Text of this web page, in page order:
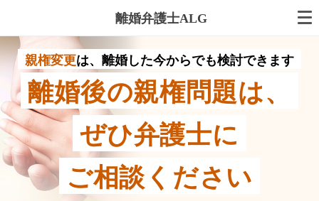
離婚弁護士ALG
親権変更は、離婚した今からでも検討できます
離婚後の親権問題は、
ぜひ弁護士に
ご相談ください